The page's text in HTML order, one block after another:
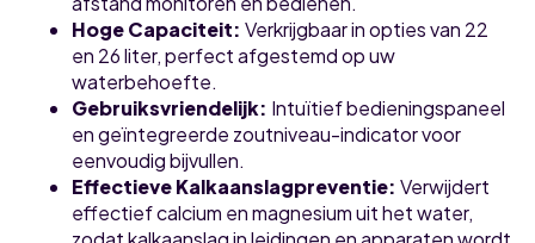
Hoge Capaciteit: Verkrijgbaar in opties van 22
en 26 liter, perfect afgestemd op uw
waterbehoefte.
Gebruiksvriendelijk: Intuïtief bedieningspaneel
en geïntegreerde zoutniveau-indicator voor
eenvoudig bijvullen.
Effectieve Kalkaanslagpreventie: Verwijdert
effectief calcium en magnesium uit het water,